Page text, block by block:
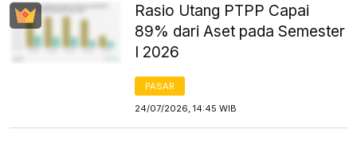
Rasio Utang PTPP Capai
89% dari Aset pada Semester
I 2026
PASAR
24/07/2026, 14:45 WIB